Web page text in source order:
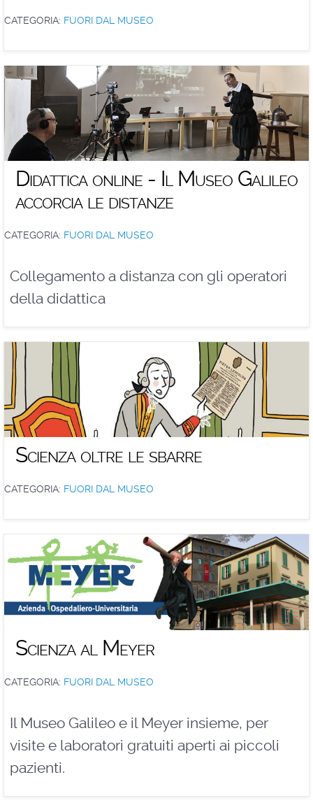
CATEGORIA: FUORI DAL MUSEO
Didattica online - Il Museo Galileo
accorcia le distanze
CATEGORIA: FUORI DAL MUSEO
Collegamento a distanza con gli operatori
della didattica
Scienza oltre le sbarre
CATEGORIA: FUORI DAL MUSEO
Scienza al Meyer
CATEGORIA: FUORI DAL MUSEO
Il Museo Galileo e il Meyer insieme, per
visite e laboratori gratuiti aperti ai piccoli
pazienti.